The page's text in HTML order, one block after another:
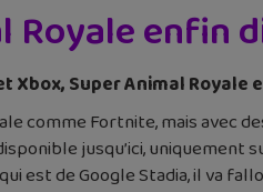
Royale enfin
Xbox, Super Animal
comme Fortnite, mais avec
jusqu’ici, uniquement
est de Google Stadia, il va